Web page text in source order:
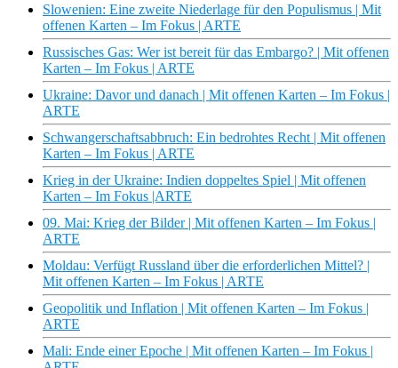
Slowenien: Eine zweite Niederlage für den Populismus | Mit
offenen Karten – Im Fokus | ARTE
Russisches Gas: Wer ist bereit für das Embargo? | Mit offenen
Karten – Im Fokus | ARTE
Ukraine: Davor und danach | Mit offenen Karten – Im Fokus |
ARTE
Schwangerschaftsabbruch: Ein bedrohtes Recht | Mit offenen
Karten – Im Fokus | ARTE
Krieg in der Ukraine: Indien doppeltes Spiel | Mit offenen
Karten – Im Fokus |ARTE
09. Mai: Krieg der Bilder | Mit offenen Karten – Im Fokus |
ARTE
Moldau: Verfügt Russland über die erforderlichen Mittel? |
Mit offenen Karten – Im Fokus | ARTE
Geopolitik und Inflation | Mit offenen Karten – Im Fokus |
ARTE
Mali: Ende einer Epoche | Mit offenen Karten – Im Fokus |